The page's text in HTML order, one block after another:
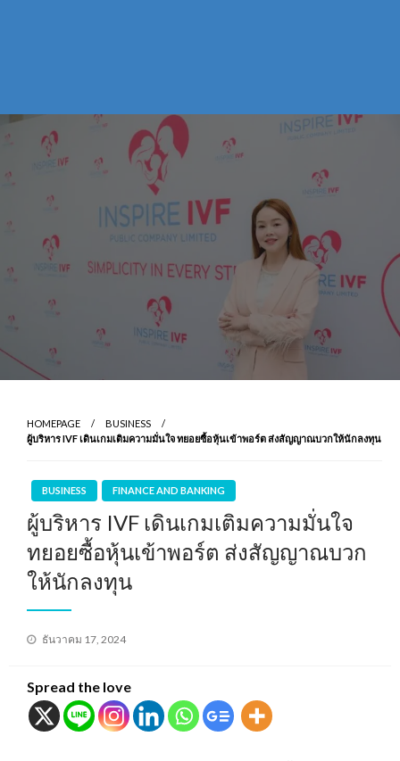
HOMEPAGE
BUSINESS
ผู้บริหาร IVF เดินเกมเติมความมั่นใจ ทยอยซื้อหุ้นเข้าพอร์ต ส่งสัญญาณบวกให้นักลงทุน
BUSINESS FINANCE AND BANKING
ผู้บริหาร IVF เดินเกมเติมความมั่นใจ
ทยอยซื้อหุ้นเข้าพอร์ต ส่งสัญญาณบวก
ให้นักลงทุน
Posted
ธันวาคม 17, 2024
Spread the love